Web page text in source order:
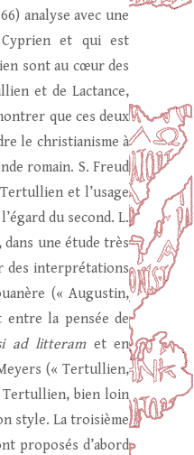
analyse avec une
et qui est
sont au cœur des
et de Lactance,
que ces deux
le christianisme à
romain. S. Freud
et l’usage
du second. L.
une étude très
des interprétations
(« Augustin,
entre la pensée de
ad litteram et en
(« Tertullien,
Tertullien, bien loin
style. La troisième
proposés d’abord